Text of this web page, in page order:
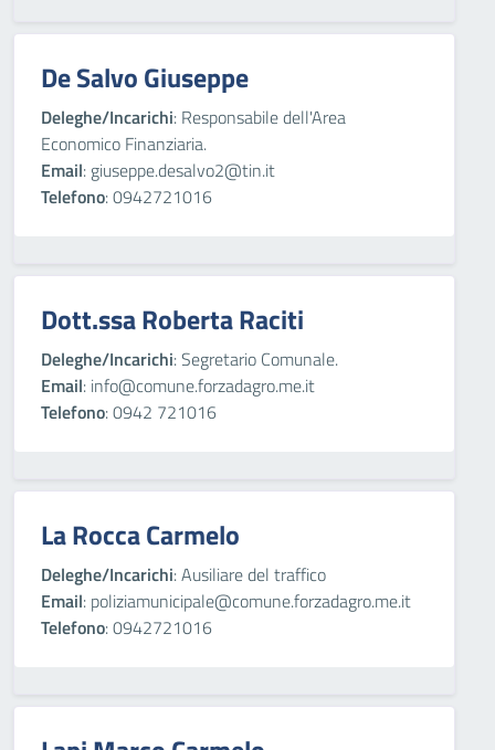
De Salvo Giuseppe
Deleghe/Incarichi: Responsabile dell'Area
Economico Finanziaria.
Email: giuseppe.desalvo2@tin.it
Telefono: 0942721016
Dott.ssa Roberta Raciti
Deleghe/Incarichi: Segretario Comunale.
Email: info@comune.forzadagro.me.it
Telefono: 0942 721016
La Rocca Carmelo
Deleghe/Incarichi: Ausiliare del traffico
Email: poliziamunicipale@comune.forzadagro.me.it
Telefono: 0942721016